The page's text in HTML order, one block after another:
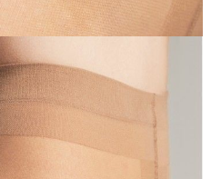
колготки DRESS CODE с
облегают и маскируют мелкие
при этом незаметными на ногах.